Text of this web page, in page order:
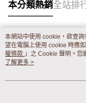
本分類熱銷全站排
熱門標籤
本網站中使用 cookie，欲查
望在電腦上使用 cookie 時應
權條款 」之 Cookie 聲明。您
用條款之 Cookie 聲明使用
了解更多 >